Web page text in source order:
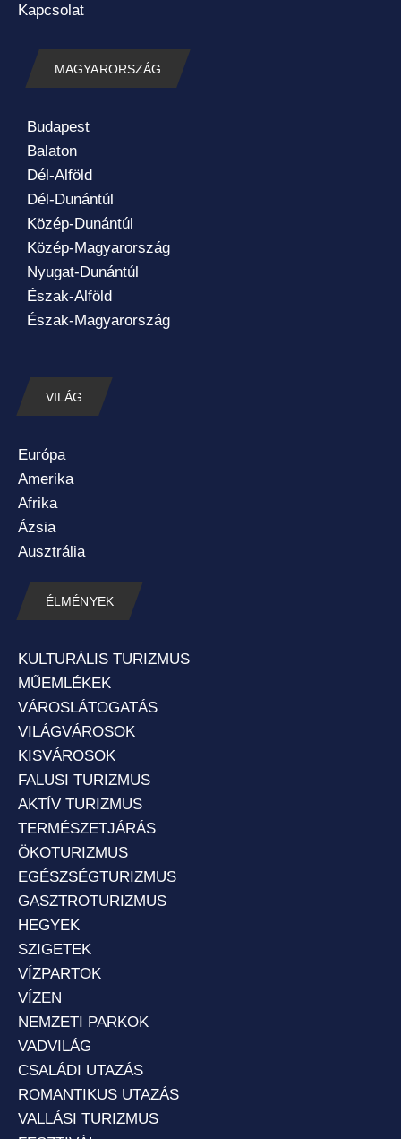
Kapcsolat
MAGYARORSZÁG
Budapest
Balaton
Dél-Alföld
Dél-Dunántúl
Közép-Dunántúl
Közép-Magyarország
Nyugat-Dunántúl
Észak-Alföld
Észak-Magyarország
VILÁG
Európa
Amerika
Afrika
Ázsia
Ausztrália
ÉLMÉNYEK
KULTURÁLIS TURIZMUS
MŰEMLÉKEK
VÁROSLÁTOGATÁS
VILÁGVÁROSOK
KISVÁROSOK
FALUSI TURIZMUS
AKTÍV TURIZMUS
TERMÉSZETJÁRÁS
ÖKOTURIZMUS
EGÉSZSÉGTURIZMUS
GASZTROTURIZMUS
HEGYEK
SZIGETEK
VÍZPARTOK
VÍZEN
NEMZETI PARKOK
VADVILÁG
CSALÁDI UTAZÁS
ROMANTIKUS UTAZÁS
VALLÁSI TURIZMUS